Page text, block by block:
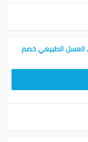
العسل الطبيعي خصم